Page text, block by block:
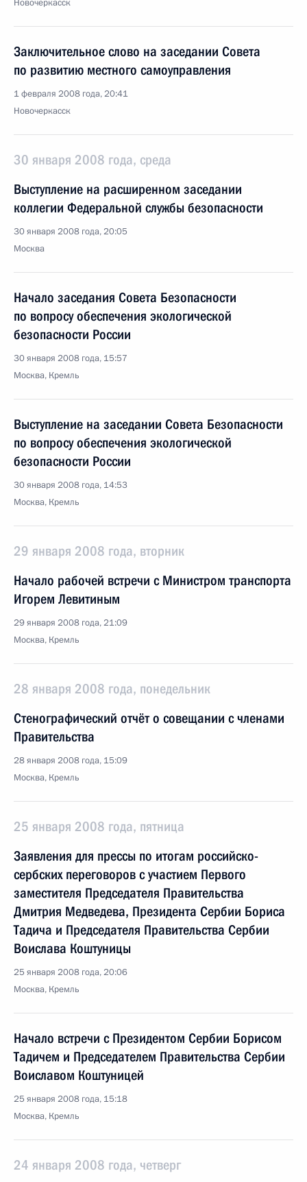
Новочеркасск
Заключительное слово на заседании Совета
по развитию местного самоуправления
1 февраля 2008 года, 20:41
Новочеркасск
30 января 2008 года, среда
Выступление на расширенном заседании
коллегии Федеральной службы безопасности
30 января 2008 года, 20:05
Москва
Начало заседания Совета Безопасности
по вопросу обеспечения экологической
безопасности России
30 января 2008 года, 15:57
Москва, Кремль
Выступление на заседании Совета Безопасности
по вопросу обеспечения экологической
безопасности России
30 января 2008 года, 14:53
Москва, Кремль
29 января 2008 года, вторник
Начало рабочей встречи с Министром транспорта
Игорем Левитиным
29 января 2008 года, 21:09
Москва, Кремль
28 января 2008 года, понедельник
Стенографический отчёт о совещании с членами
Правительства
28 января 2008 года, 15:09
Москва, Кремль
25 января 2008 года, пятница
Заявления для прессы по итогам российско-
сербских переговоров с участием Первого
заместителя Председателя Правительства
Дмитрия Медведева, Президента Сербии Бориса
Тадича и Председателя Правительства Сербии
Воислава Коштуницы
25 января 2008 года, 20:06
Москва, Кремль
Начало встречи с Президентом Сербии Борисом
Тадичем и Председателем Правительства Сербии
Воиславом Коштуницей
25 января 2008 года, 15:18
Москва, Кремль
24 января 2008 года, четверг